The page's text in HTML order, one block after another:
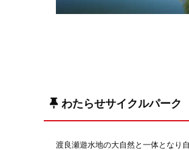
わたらせサイクルパーク
渡良瀬遊水地の大自然と一体となり